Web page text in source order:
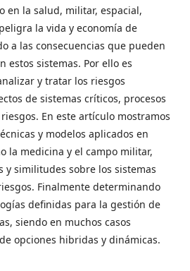
en la salud, militar, espacial,
la vida y economía de
a las consecuencias que pueden
estos sistemas. Por ello es
y tratar los riesgos
de sistemas críticos, procesos
En este artículo mostramos
y modelos aplicados en
la medicina y el campo militar,
y similitudes sobre los sistemas
Finalmente determinando
definidas para la gestión de
siendo en muchos casos
opciones hibridas y dinámicas.